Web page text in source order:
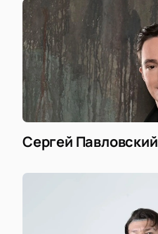
Сергей Павловский